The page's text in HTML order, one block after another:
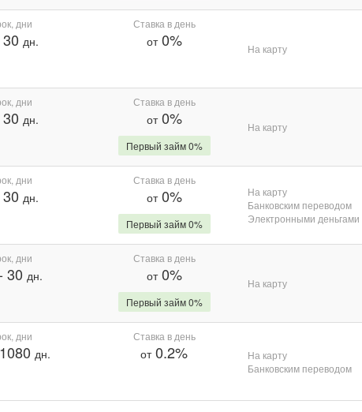
дни
30 дн.
Ставка в день
от0% На карту
дни
30 дн.
Ставка в день
от0%
Первый займ 0%
На карту
дни
30 дн.
Ставка в день
от0%
Первый займ 0%
На карту
Банковским переводом
Электронными деньгами
дни
30 дн.
Ставка в день
от0%
Первый займ 0%
На карту
дни
1080 дн.
Ставка в день
от0.2%
На карту
Банковским переводом